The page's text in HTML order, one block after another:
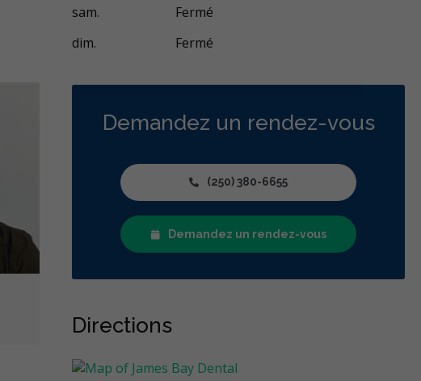
sam.
Fermé
dim.
Fermé
Demandez un rendez-vous
(250) 380-6655
Demandez un rendez-vous
Directions